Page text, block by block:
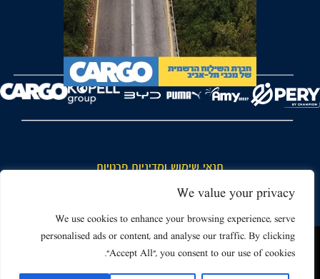
We value your privacy
We use cookies to enhance your browsing experience, serve
personalised ads or content, and analyse our traffic. By clicking
"Accept All", you consent to our use of cookies.
FOREVER
תנאי שימוש ומדיניות פרטיות
כללי כניסה והתנהגות באצטדיון ותנאי שימוש בכרטיסים
דרושים
צור קשר
האתר שאתה גולש בו עשוי להשתמש בעוגיות (קוקיז) ובטכנולוגיות דומות.
על ידי כניסה לאתר אתה מאשר את תנאי השימוש הכוללים שימוש בעוגיות
(קוקיז).